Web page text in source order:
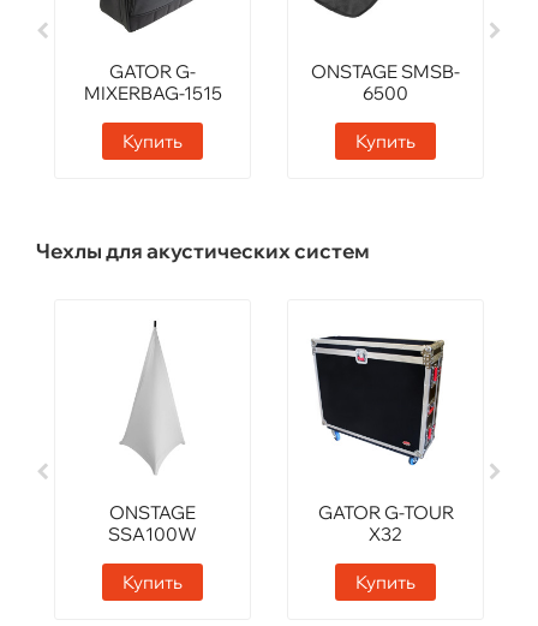
GATOR G-
MIXERBAG-1515
Купить
ONSTAGE SMSB-
6500
Купить
Чехлы для акустических систем
ONSTAGE
SSA100W
Купить
GATOR G-TOUR
X32
Купить